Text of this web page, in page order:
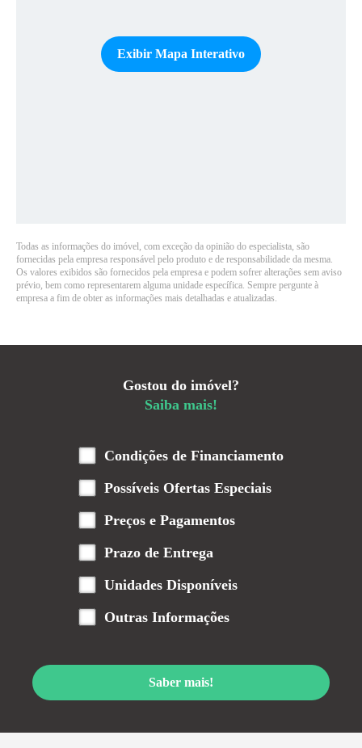
Exibir Mapa Interativo
Todas as informações do imóvel, com exceção da opinião do especialista, são
fornecidas pela empresa responsável pelo produto e de responsabilidade da mesma.
Os valores exibidos são fornecidos pela empresa e podem sofrer alterações sem aviso
prévio, bem como representarem alguma unidade específica. Sempre pergunte à
empresa a fim de obter as informações mais detalhadas e atualizadas.
Gostou do imóvel?
Saiba mais!
Condições de Financiamento
Possíveis Ofertas Especiais
Preços e Pagamentos
Prazo de Entrega
Unidades Disponíveis
Outras Informações
Saber mais!